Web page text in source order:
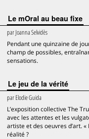
Le mOral au beau fixe
parJoanna Selvidès
Pendant une quinzaine de
champ de possibles,
sensations.
Le jeu de la vérité
parElodie Guida
L’exposition collective The
avec les attentes et les
artiste et des oeuvres d’art.
réalité ?